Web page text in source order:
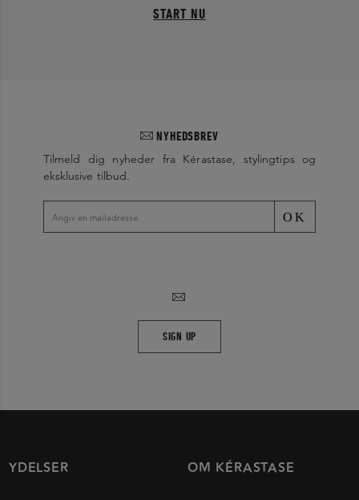
START NU
NYHEDSBREV
Tilmeld dig nyheder fra Kérastase, stylingtips og
eksklusive tilbud.
OK
SIGN UP
YDELSER OM KÉRASTASE